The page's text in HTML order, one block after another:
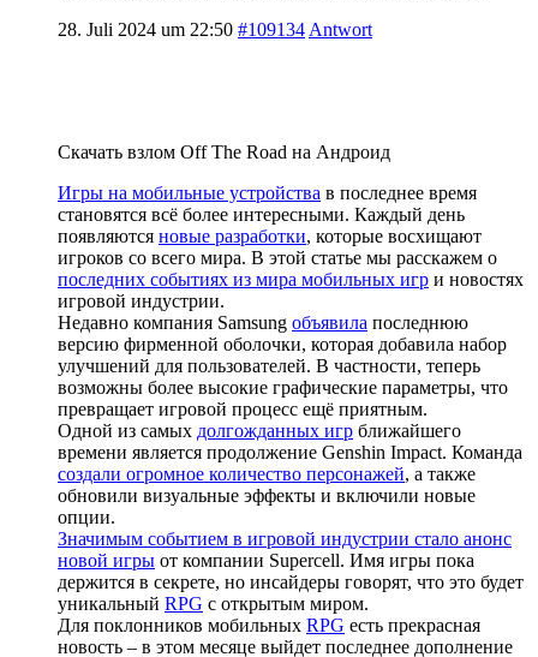
28. Juli 2024 um 22:50 #109134 Antwort
Скачать взлом Off The Road на Андроид
Игры на мобильные устройства в последнее время
становятся всё более интересными. Каждый день
появляются новые разработки, которые восхищают
игроков со всего мира. В этой статье мы расскажем о
последних событиях из мира мобильных игр и новостях
игровой индустрии.
Недавно компания Samsung объявила последнюю
версию фирменной оболочки, которая добавила набор
улучшений для пользователей. В частности, теперь
возможны более высокие графические параметры, что
превращает игровой процесс ещё приятным.
Одной из самых долгожданных игр ближайшего
времени является продолжение Genshin Impact. Команда
создали огромное количество персонажей, а также
обновили визуальные эффекты и включили новые
опции.
Значимым событием в игровой индустрии стало анонс
новой игры от компании Supercell. Имя игры пока
держится в секрете, но инсайдеры говорят, что это будет
уникальный RPG с открытым миром.
Для поклонников мобильных RPG есть прекрасная
новость – в этом месяце выйдет последнее дополнение